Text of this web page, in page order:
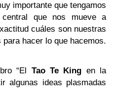
importante que tengamos
que nos mueve a
cuáles son nuestras
hacer lo que hacemos.
“El Tao Te King en la
algunas ideas plasmadas